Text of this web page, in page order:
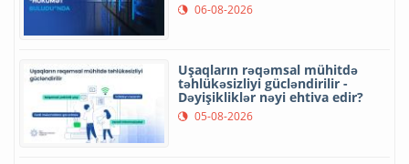
06-08-2026
Uşaqların rəqəmsal mühitdə
təhlükəsizliyi gücləndirilir -
Dəyişikliklər nəyi ehtiva edir?
05-08-2026